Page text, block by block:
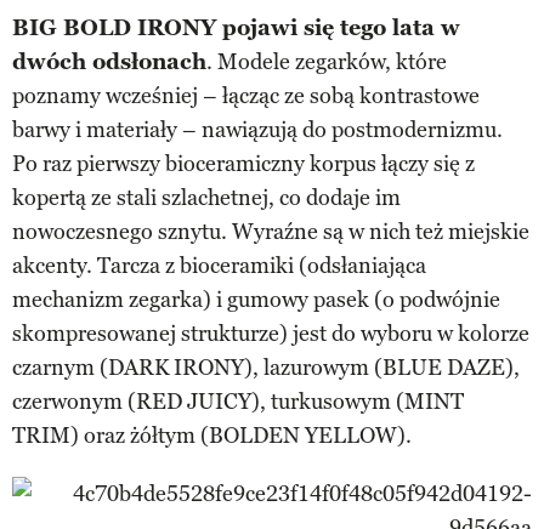
BIG BOLD IRONY pojawi się tego lata w
dwóch odsłonach. Modele zegarków, które
poznamy wcześniej – łącząc ze sobą kontrastowe
barwy i materiały – nawiązują do postmodernizmu.
Po raz pierwszy bioceramiczny korpus łączy się z
kopertą ze stali szlachetnej, co dodaje im
nowoczesnego sznytu. Wyraźne są w nich też miejskie
akcenty. Tarcza z bioceramiki (odsłaniająca
mechanizm zegarka) i gumowy pasek (o podwójnie
skompresowanej strukturze) jest do wyboru w kolorze
czarnym (DARK IRONY), lazurowym (BLUE DAZE),
czerwonym (RED JUICY), turkusowym (MINT
TRIM) oraz żółtym (BOLDEN YELLOW).